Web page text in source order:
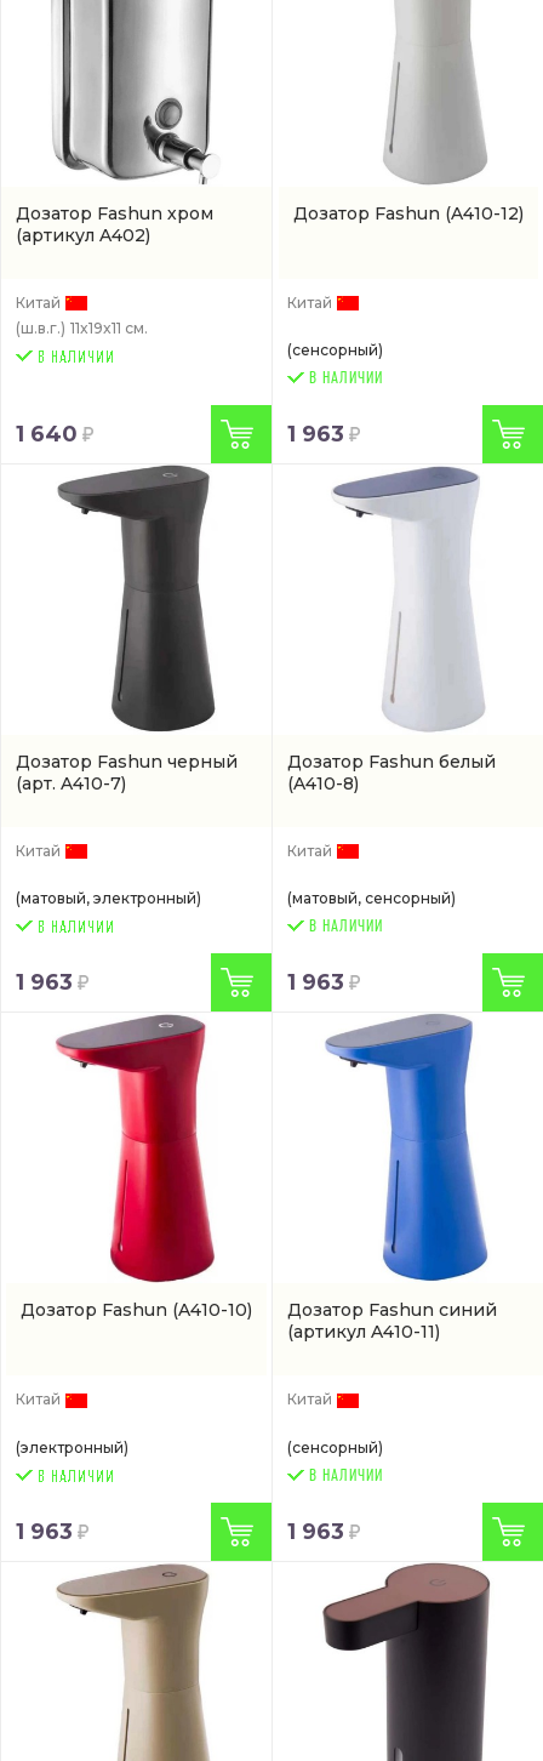
Дозатор Fashun хром
(артикул A402)
Китай
(ш.в.г.) 11x19x11 см.
1 640
Дозатор Fashun (A410-12)
Китай
(сенсорный)
В НАЛИЧИИ
1 963
Дозатор Fashun черный
(арт. A410-7)
Китай
(матовый, электронный)
1 963
Дозатор Fashun белый
(A410-8)
Китай
(матовый, сенсорный)
В НАЛИЧИИ
1 963
Дозатор Fashun (A410-10)
Китай
(электронный)
1 963
Дозатор Fashun синий
(артикул A410-11)
Китай
(сенсорный)
В НАЛИЧИИ
1 963